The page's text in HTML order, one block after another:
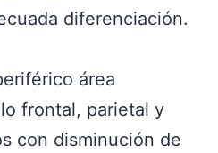
diferenciación.
área
frontal, parietal y
con disminución de